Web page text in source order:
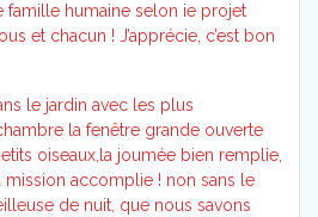
famille humaine selon ie projet
et chacun ! J’apprécie, c’est bon
le jardin avec les plus
la fenêtre grande ouverte
oiseaux,la joumée bien remplie,
mission accomplie ! non sans le
de nuit, que nous savons